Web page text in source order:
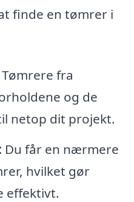
finde en tømrer i
Tømrere fra
og de
netop dit projekt.
Du får en nærmere
hvilket gør
effektivt.